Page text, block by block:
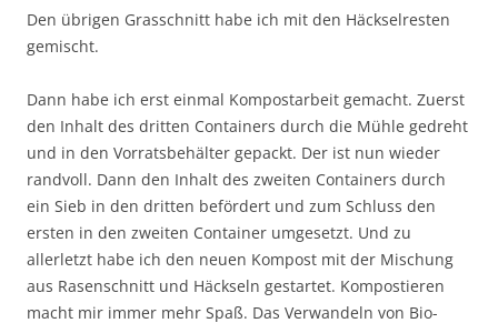
Den übrigen Grasschnitt habe ich mit den Häckselresten
gemischt.
Dann habe ich erst einmal Kompostarbeit gemacht. Zuerst
den Inhalt des dritten Containers durch die Mühle gedreht
und in den Vorratsbehälter gepackt. Der ist nun wieder
randvoll. Dann den Inhalt des zweiten Containers durch
ein Sieb in den dritten befördert und zum Schluss den
ersten in den zweiten Container umgesetzt. Und zu
allerletzt habe ich den neuen Kompost mit der Mischung
aus Rasenschnitt und Häckseln gestartet. Kompostieren
macht mir immer mehr Spaß. Das Verwandeln von Bio-